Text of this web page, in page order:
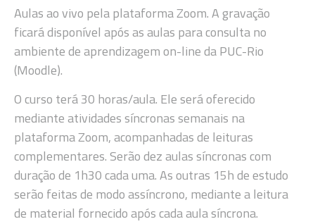
Aulas ao vivo pela plataforma Zoom. A gravação
ficará disponível após as aulas para consulta no
ambiente de aprendizagem on-line da PUC-Rio
(Moodle).
O curso terá 30 horas/aula. Ele será oferecido
mediante atividades síncronas semanais na
plataforma Zoom, acompanhadas de leituras
complementares. Serão dez aulas síncronas com
duração de 1h30 cada uma. As outras 15h de estudo
serão feitas de modo assíncrono, mediante a leitura
de material fornecido após cada aula síncrona.